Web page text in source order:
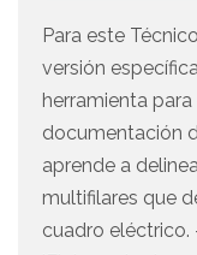
Para este
versión
herramienta
documentación
aprende a
multifilares que
cuadro eléctrico.